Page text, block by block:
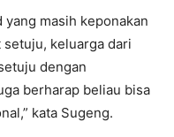
yang masih keponakan
setuju, keluarga dari
dengan
berharap beliau bisa
kata Sugeng.